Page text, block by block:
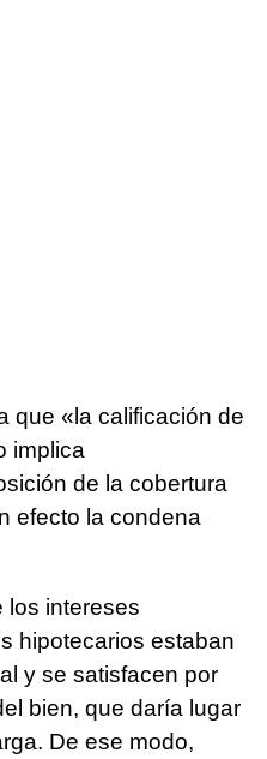
que «la calificación de
implica
de la cobertura
efecto la condena
los intereses
hipotecarios estaban
y se satisfacen por
bien, que daría lugar
De ese modo,